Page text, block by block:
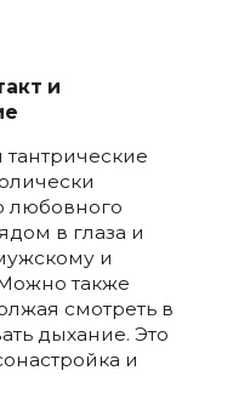
и
тантрические
любовного
в глаза и
и
также
смотреть в
дыхание. Это
и